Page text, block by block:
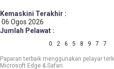
Kemaskini Terakhir :
06 Ogos 2026
Jumlah Pelawat :
0 2 6 5 8 9 7 7
Paparan terbaik menggunakan pelayar
Microsoft Edge & Safari.